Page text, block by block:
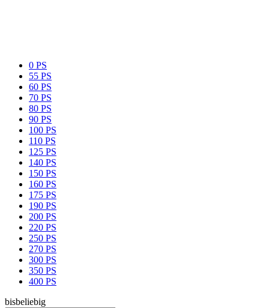
0 PS
55 PS
60 PS
70 PS
80 PS
90 PS
100 PS
110 PS
125 PS
140 PS
150 PS
160 PS
175 PS
190 PS
200 PS
220 PS
250 PS
270 PS
300 PS
350 PS
400 PS
bisbeliebig